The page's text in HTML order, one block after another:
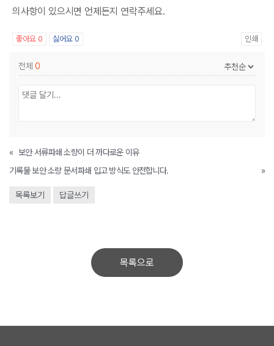
의사항이 있으시면 언제든지 연락주세요.
좋아요 0 싫어요 0 인쇄
전체0
«
보안 서류파쇄 소량이 더 까다로운 이유
기록물 보안 소량 문서파쇄 입고 방식도 안전합니다.
»
목록보기 답글쓰기
목록으로